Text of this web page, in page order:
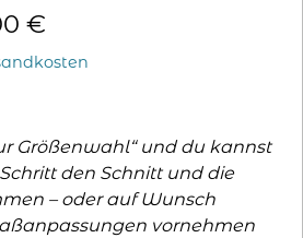
€
Größenwahl“ und du kannst
den Schnitt und die
– oder auf Wunsch
vornehmen